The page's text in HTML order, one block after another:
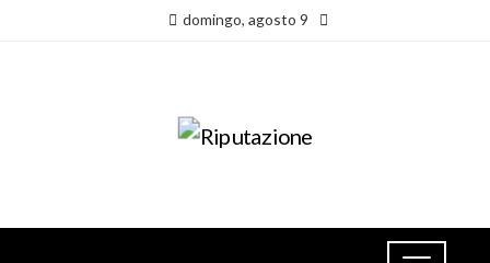
domingo, agosto 9